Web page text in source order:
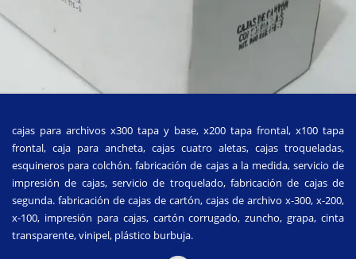
cajas para archivos x300 tapa y base, x200 tapa frontal, x100 tapa
frontal, caja para ancheta, cajas cuatro aletas, cajas troqueladas,
esquineros para colchón. fabricación de cajas a la medida, servicio de
impresión de cajas, servicio de troquelado, fabricación de cajas de
segunda. fabricación de cajas de cartón, cajas de archivo x-300, x-200,
x-100, impresión para cajas, cartón corrugado, zuncho, grapa, cinta
transparente, vinipel, plástico burbuja.